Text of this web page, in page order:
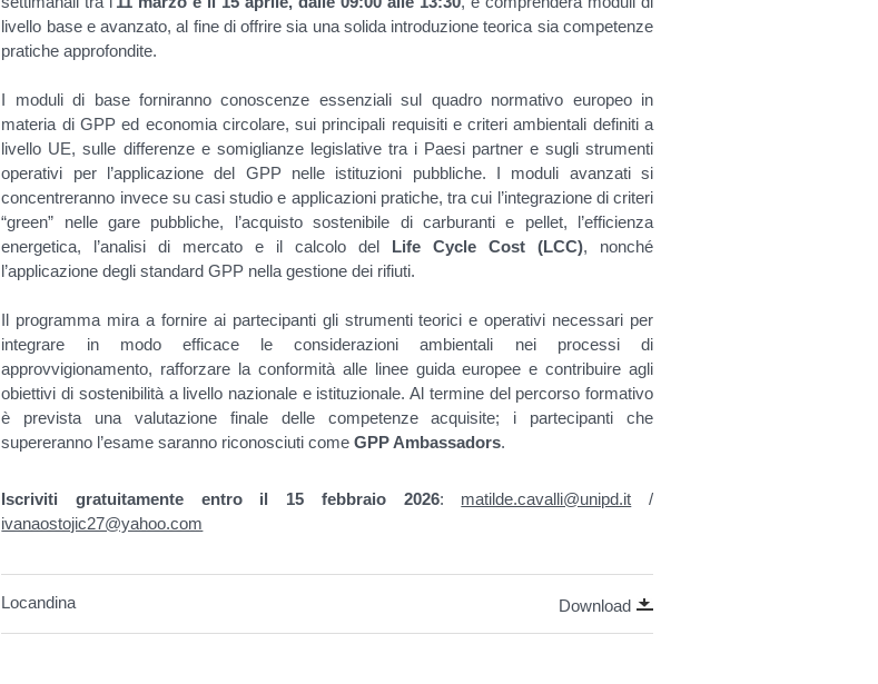
livello base e avanzato, al fine di offrire sia una solida introduzione teorica sia competenze
pratiche approfondite.
I moduli di base forniranno conoscenze essenziali sul quadro normativo europeo in
materia di GPP ed economia circolare, sui principali requisiti e criteri ambientali definiti a
livello UE, sulle differenze e somiglianze legislative tra i Paesi partner e sugli strumenti
operativi per l’applicazione del GPP nelle istituzioni pubbliche. I moduli avanzati si
concentreranno invece su casi studio e applicazioni pratiche, tra cui l’integrazione di criteri
“green” nelle gare pubbliche, l’acquisto sostenibile di carburanti e pellet, l’efficienza
energetica, l’analisi di mercato e il calcolo del Life Cycle Cost (LCC), nonché
l’applicazione degli standard GPP nella gestione dei rifiuti.
Il programma mira a fornire ai partecipanti gli strumenti teorici e operativi necessari per
integrare in modo efficace le considerazioni ambientali nei processi di
approvvigionamento, rafforzare la conformità alle linee guida europee e contribuire agli
obiettivi di sostenibilità a livello nazionale e istituzionale. Al termine del percorso formativo
è prevista una valutazione finale delle competenze acquisite; i partecipanti che
supereranno l’esame saranno riconosciuti comeGPP Ambassadors.
Iscriviti gratuitamente entro il 15 febbraio 2026: matilde.cavalli@unipd.it /
ivanaostojic27@yahoo.com
Locandina Download